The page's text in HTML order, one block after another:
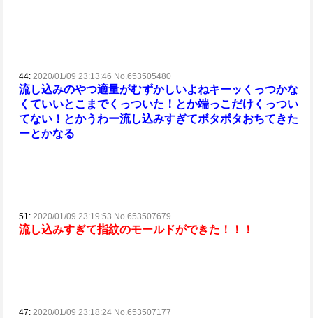
44: 2020/01/09 23:13:46 No.653505480
流し込みのやつ適量がむずかしいよねキーッくっつかな
くていいとこまでくっついた！とか端っこだけくっつい
てない！とかうわー流し込みすぎてボタボタおちてきた
ーとかなる
51: 2020/01/09 23:19:53 No.653507679
流し込みすぎて指紋のモールドができた！！！
47: 2020/01/09 23:18:24 No.653507177